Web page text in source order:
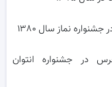
نماز سال ۱۳۸۰
در جشنواره انتوان